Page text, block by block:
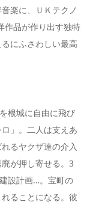
楽に、ＵＫテクノ
作品が作り出す独特
にふさわしい最高
根城に自由に飛び
」。二人は支えあ
るヤクザ達の介入
が押し寄せる。3
設計画…。宝町の
ることになる。彼